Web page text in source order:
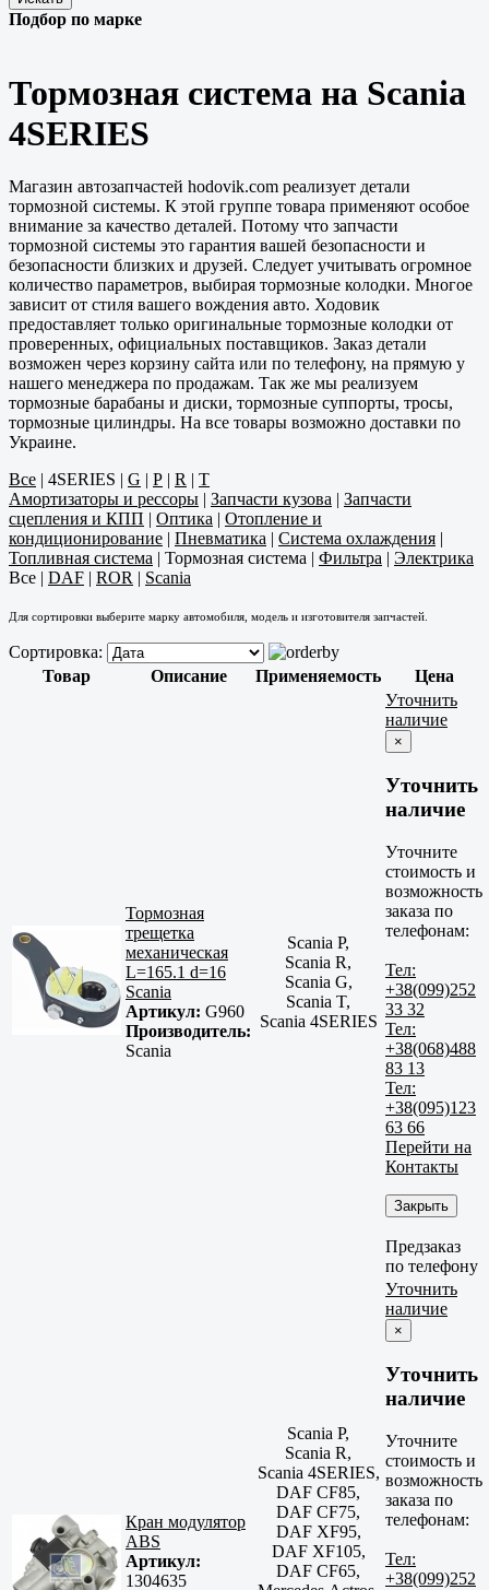
Подбор по марке
Тормозная система на Scania
4SERIES
Магазин автозапчастей hodovik.com реализует детали
тормозной системы. К этой группе товара применяют особое
внимание за качество деталей. Потому что запчасти
тормозной системы это гарантия вашей безопасности и
безопасности близких и друзей. Следует учитывать огромное
количество параметров, выбирая тормозные колодки. Многое
зависит от стиля вашего вождения авто. Ходовик
предоставляет только оригинальные тормозные колодки от
проверенных, официальных поставщиков. Заказ детали
возможен через корзину сайта или по телефону, на прямую у
нашего менеджера по продажам. Так же мы реализуем
тормозные барабаны и диски, тормозные суппорты, тросы,
тормозные цилиндры. На все товары возможно доставки по
Украине.
Все | 4SERIES | G | P | R | T
Амортизаторы и рессоры | Запчасти кузова | Запчасти
сцепления и КПП | Оптика | Отопление и
кондиционирование | Пневматика | Система охлаждения |
Топливная система | Тормозная система | Фильтра | Электрика
Все | DAF | ROR | Scania
Для сортировки выберите марку автомобиля, модель и изготовителя запчастей.
Сортировка:
Товар
Описание Применяемость Цена
Тормозная
трещетка
механическая
L=165.1 d=16
Scania
Артикул: G960
Производитель:
Scania
Scania P,
Scania R,
Scania G,
Scania T,
Scania 4SERIES
Уточнить
наличие
×
Уточнить
наличие
Уточните
стоимость и
возможность
заказа по
телефонам:
Тел:
+38(099)252
33 32
Тел:
+38(068)488
83 13
Тел:
+38(095)123
63 66
Перейти на
Контакты
Закрыть
Предзаказ
по телефону
Кран модулятор
ABS
Артикул:
1304635
Scania P,
Scania R,
Scania 4SERIES,
DAF CF85,
DAF CF75,
DAF XF95,
DAF XF105,
DAF CF65,
Уточнить
наличие
×
Уточнить
наличие
Уточните
стоимость и
возможность
заказа по
телефонам:
Тел:
+38(099)252